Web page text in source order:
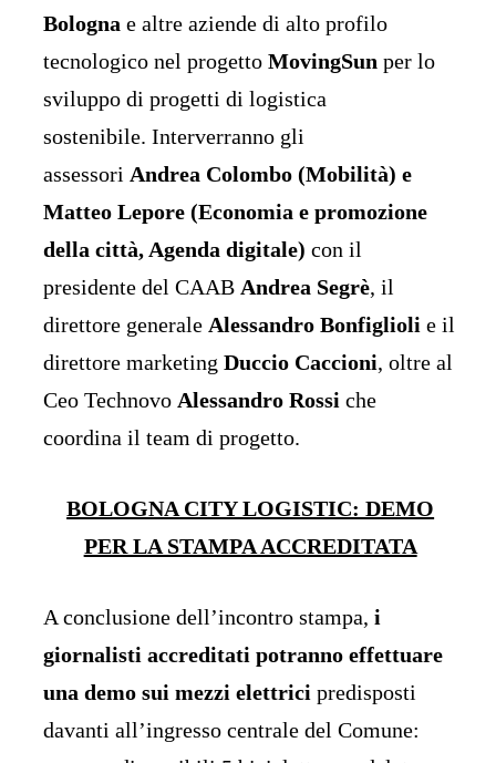
Bolognae altre aziende di alto profilo
tecnologico nel progetto MovingSunper lo
sviluppo di progetti di logistica
sostenibile. Interverranno gli
assessori Andrea Colombo (Mobilità) e
Matteo Lepore (Economia e promozione
della città, Agenda digitale)con il
presidente del CAAB Andrea Segrè, il
direttore generale Alessandro Bonfiglioli e il
direttore marketingDuccio Caccioni, oltre al
Ceo Technovo Alessandro Rossi che
coordina il team di progetto.
BOLOGNA CITY LOGISTIC: DEMO
PER LA STAMPA ACCREDITATA
A conclusione dell’incontro stampa,i
giornalisti accreditati potranno effettuare
una demo sui mezzi elettricipredisposti
davanti all’ingresso centrale del Comune: